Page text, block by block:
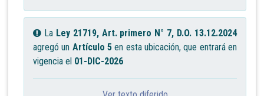
La Ley 21719, Art. primero N° 7, D.O. 13.12.2024
agregó un Artículo 5 en esta ubicación, que entrará en
vigencia el 01-DIC-2026